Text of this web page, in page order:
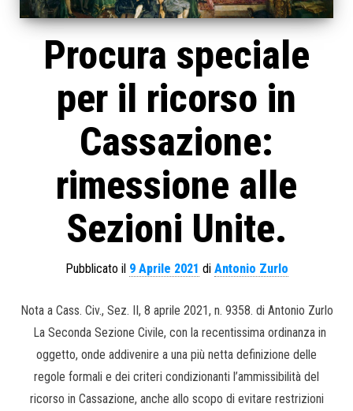
Procura speciale
per il ricorso in
Cassazione:
rimessione alle
Sezioni Unite.
Pubblicato il 9 Aprile 2021 di Antonio Zurlo
Nota a Cass. Civ., Sez. II, 8 aprile 2021, n. 9358. di Antonio Zurlo
La Seconda Sezione Civile, con la recentissima ordinanza in
oggetto, onde addivenire a una più netta definizione delle
regole formali e dei criteri condizionanti l’ammissibilità del
ricorso in Cassazione, anche allo scopo di evitare restrizioni